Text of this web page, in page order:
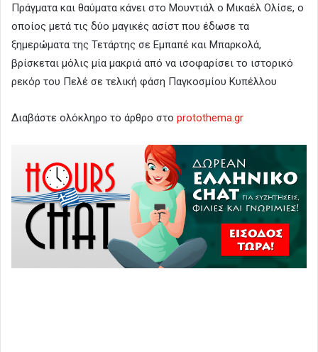
Πράγματα και θαύματα κάνει στο Μουντιάλ ο Μικαέλ Ολίσε, ο
οποίος μετά τις δύο μαγικές ασίστ που έδωσε τα
ξημερώματα της Τετάρτης σε Εμπαπέ και Μπαρκολά,
βρίσκεται μόλις μία μακριά από να ισοφαρίσει το ιστορικό
ρεκόρ του Πελέ σε τελική φάση Παγκοσμίου Κυπέλλου
Διαβάστε ολόκληρο το άρθρο στο protothema.gr